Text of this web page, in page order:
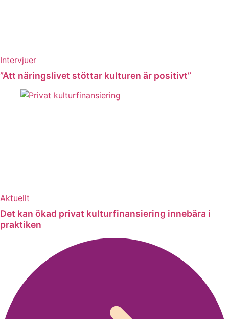
Intervjuer
”Att näringslivet stöttar kulturen är positivt”
Aktuellt
Det kan ökad privat kulturfinansiering innebära i
praktiken